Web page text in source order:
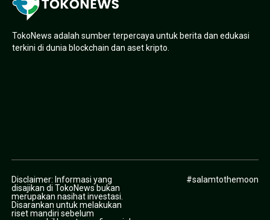
TokoNews adalah sumber terpercaya untuk berita dan edukasi
terkini di dunia blockchain dan aset kripto.
Disclaimer: Informasi yang
disajikan di TokoNews bukan
merupakan nasihat investasi.
Disarankan untuk melakukan
riset mandiri sebelum
#salamtothemoon